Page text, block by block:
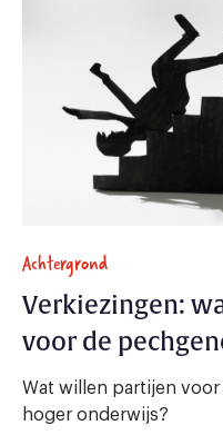
Achtergrond
Verkiezingen:
voor de
Wat willen partijen
hoger onderwijs?